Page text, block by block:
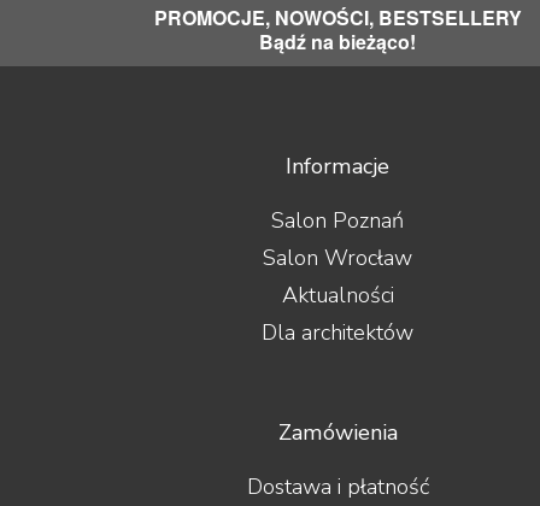
PROMOCJE, NOWOŚCI, BESTSELLERY
Bądź na bieżąco!
Informacje
Salon Poznań
Salon Wrocław
Aktualności
Dla architektów
Zamówienia
Dostawa i płatność